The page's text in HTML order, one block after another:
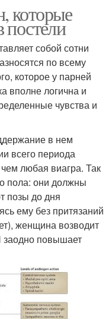
которые
постели
собой сотни
по всему
которое у парней
вполне логична и
чувства и
в нем
всего периода
любая виагра. Так
пола: они должны
позы до дня
ему без притязаний
женщина возводит
заодно повышает